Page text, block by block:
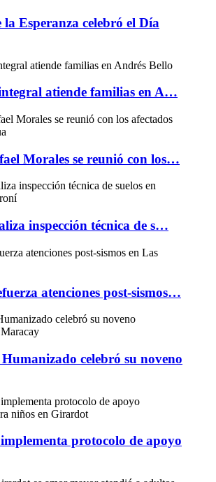
Esperanza celebró el Día
atiende familias en A…
Morales se reunió con los…
inspección técnica de s…
atenciones post-sismos…
celebró su noveno
protocolo de apoyo